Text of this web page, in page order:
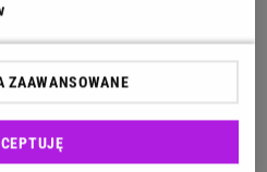
których wstyd nie znać.
słyną?
ZAAWANSOWANE